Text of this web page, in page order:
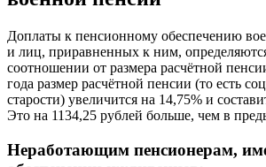
Доплаты к пенсионному обеспечению
и лиц, приравненных к ним,
соотношении от размера расчётной
года размер расчётной пенсии (то есть
старости) увеличится на 14,75% и
Это на 1134,25 рублей больше, чем в
Неработающим пенсионерам,